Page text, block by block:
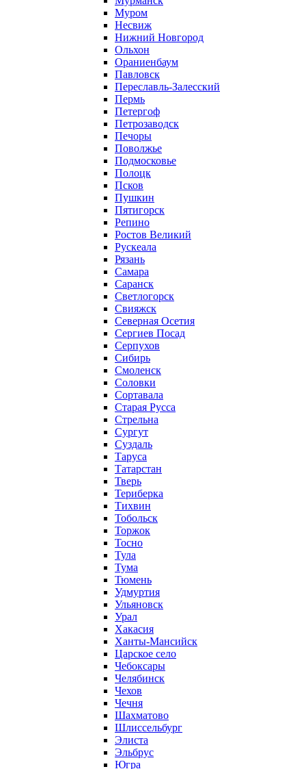
Муром
Несвиж
Нижний Новгород
Ольхон
Ораниенбаум
Павловск
Переславль-Залесский
Пермь
Петергоф
Петрозаводск
Печоры
Поволжье
Подмосковье
Полоцк
Псков
Пушкин
Пятигорск
Репино
Ростов Великий
Рускеала
Рязань
Самара
Саранск
Светлогорск
Свияжск
Северная Осетия
Сергиев Посад
Серпухов
Сибирь
Смоленск
Соловки
Сортавала
Старая Русса
Стрельна
Сургут
Суздаль
Таруса
Татарстан
Тверь
Териберка
Тихвин
Тобольск
Торжок
Тосно
Тула
Тума
Тюмень
Удмуртия
Ульяновск
Урал
Хакасия
Ханты-Мансийск
Царское село
Чебоксары
Челябинск
Чехов
Чечня
Шахматово
Шлиссельбург
Элиста
Эльбрус
Югра